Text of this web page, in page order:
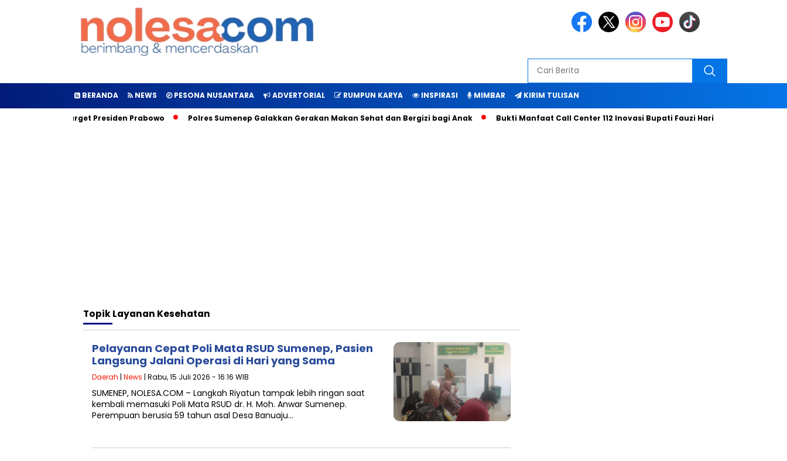
BERANDA NEWS PESONA NUSANTARA ADVERTORIAL RUMPUN KARYA INSPIRASI MIMBAR KIRIM TULISAN
Inilah Target Presiden Prabowo Polres Sumenep Galakkan Gerakan Makan Sehat dan Bergizi bagi Anak Bukti Manfaat Call Center 112 Inovasi Bupati Fauzi Hari ini
TopikLayanan Kesehatan
Pelayanan Cepat Poli Mata RSUD Sumenep, Pasien
Langsung Jalani Operasi di Hari yang Sama
Daerah | News | Rabu, 15 Juli 2026 - 16:16 WIB
SUMENEP, NOLESA.COM – Langkah Riyatun tampak lebih ringan saat
kembali memasuki Poli Mata RSUD dr. H. Moh. Anwar Sumenep.
Perempuan berusia 59 tahun asal Desa Banuaju…